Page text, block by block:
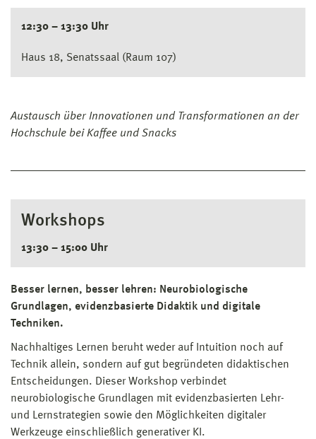
12:30 – 13:30 Uhr
Haus 18, Senatssaal (Raum 107)
Austausch über Innovationen und Transformationen an der
Hochschule bei Kaffee und Snacks
Workshops
13:30 – 15:00 Uhr
Besser lernen, besser lehren: Neurobiologische
Grundlagen, evidenzbasierte Didaktik und digitale
Techniken.
Nachhaltiges Lernen beruht weder auf Intuition noch auf
Technik allein, sondern auf gut begründeten didaktischen
Entscheidungen. Dieser Workshop verbindet
neurobiologische Grundlagen mit evidenzbasierten Lehr-
und Lernstrategien sowie den Möglichkeiten digitaler
Werkzeuge einschließlich generativer KI.